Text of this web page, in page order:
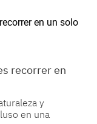
recorrer en
y
en una